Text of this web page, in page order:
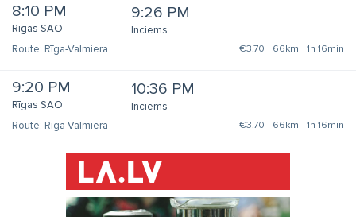
8:10 PM
Rīgas SAO
9:26 PM
Inciems
Rīga-Valmiera
€3.70 66km 1h 16min
9:20 PM
Rīgas SAO
10:36 PM
Inciems
Rīga-Valmiera
€3.70 66km 1h 16min